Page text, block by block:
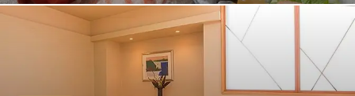
北海道札幌市中央区南三条西3 サンスリービル8F
当店では「おいしい料理を食べてお客様に笑顔を」の思いを込め
た宴会コースをご提供致します。各コースにプラス1500円で120
分飲み放題をお付けできます。